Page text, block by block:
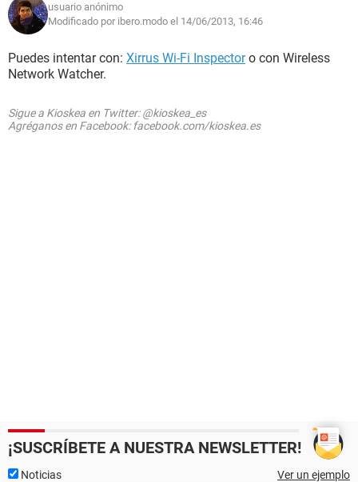
usuario anónimo
Modificado por ibero.modo el 14/06/2013, 16:46
Puedes intentar con: Xirrus Wi-Fi Inspectoro con Wireless
Network Watcher.
Sigue a Kioskea en Twitter: @kioskea_es
Agréganos en Facebook: facebook.com/kioskea.es
¡SUSCRÍBETE A NUESTRA NEWSLETTER!
Noticias Ver un ejemplo